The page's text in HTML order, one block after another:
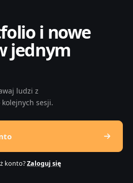
i nowe
jednym
ludzi z
sesji.
konto?Zaloguj się